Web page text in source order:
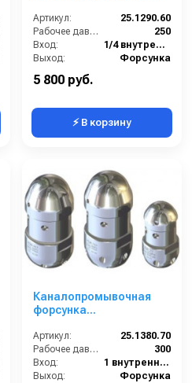
060; вход 1/4г; бой 3R
Артикул:
25.1290.60
Рабочее давление (бар):
250
Вход:
1/4 внутренняя резьба
Выход:
Форсунка
5 800 руб.
⚡ В корзину
Каналопромывочная
форсунка
стали для промывки
канализации, размер
70, вход 1 г.
Артикул:
25.1380.70
Рабочее давление (бар):
300
Вход:
1 внутренняя резьба
Выход:
Форсунка